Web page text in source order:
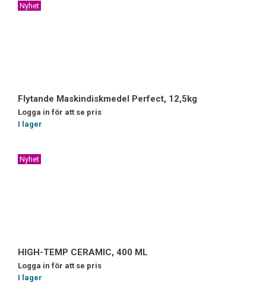
Nyhet
Flytande Maskindiskmedel Perfect, 12,5kg
Logga in för att se pris
I lager
Nyhet
HIGH-TEMP CERAMIC, 400 ML
Logga in för att se pris
I lager